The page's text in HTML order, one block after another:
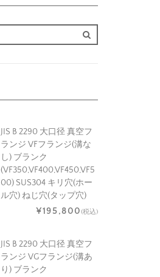
JIS B 2290 大口径 真空フ
ランジ VFフランジ(溝な
し) ブランク
(VF350,VF400,VF450,VF5
00) SUS304 キリ穴(ホー
ル穴) ねじ穴(タップ穴)
¥195,800(税込)
JIS B 2290 大口径 真空フ
ランジ VGフランジ(溝あ
り) ブランク